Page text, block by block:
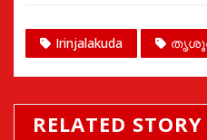
Irinjalakuda
RELATED STORY